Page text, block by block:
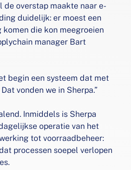
de overstap maakte naar e-
duidelijk: er moest een
die kon meegroeien
manager Bart
begin een systeem dat met
vonden we in Sherpa.”
Inmiddels is Sherpa
operatie van het
tot voorraadbeheer:
processen soepel verlopen